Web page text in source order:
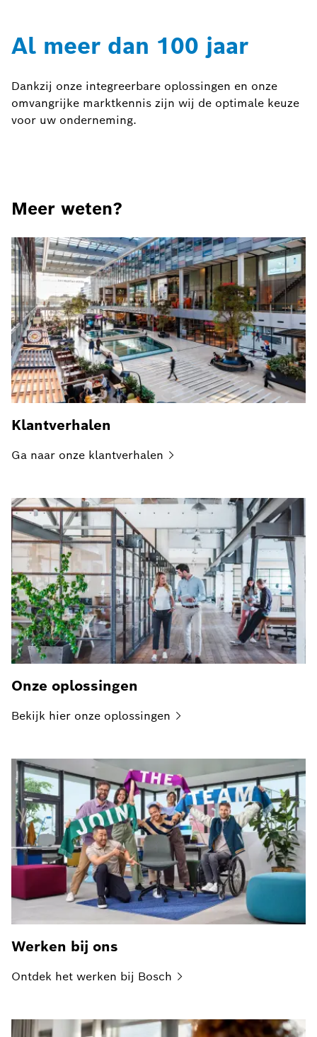
Al meer dan 100 jaar
Dankzij onze integreerbare oplossingen en onze
omvangrijke marktkennis zijn wij de optimale keuze
voor uw onderneming.
Meer weten?
Klantverhalen
Ga naar onze klantverhalen
Onze oplossingen
Bekijk hier onze oplossingen
Werken bij ons
Ontdek het werken bij Bosch